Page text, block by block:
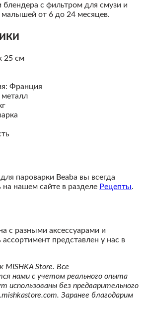
с фильтром для смузи и
малышей от 6 до 24 месяцев.
25 см
Франция
металл
пароварки Beaba вы всегда
нашем сайте в разделе Рецепты.
с разными аксессуарами и
ассортимент представлен у нас в
MISHKA Store. Все
нами с учетом реального опыта
использованы без предварительного
Заранее благодарим